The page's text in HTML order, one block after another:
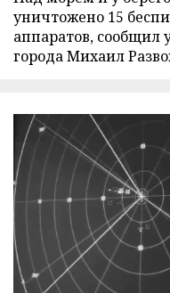
уничтожено 15
аппаратов, сообщил
города Михаил